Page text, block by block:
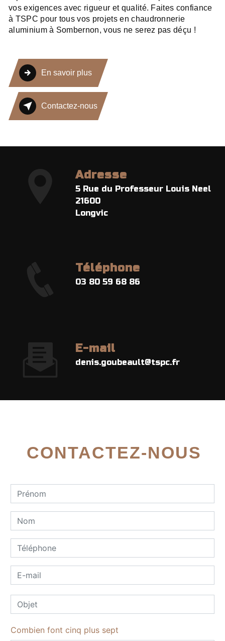
vos exigences avec rigueur et qualité. Faites confiance
à TSPC pour tous vos projets en chaudronnerie
aluminium à Sombernon, vous ne serez pas déçu !
En savoir plus
Contactez-nous
Adresse
5 Rue du Professeur Louis Neel
21600
Longvic
Téléphone
03 80 59 68 86
E-mail
denis.goubeault@tspc.fr
CONTACTEZ-NOUS
Combien font cinq plus sept